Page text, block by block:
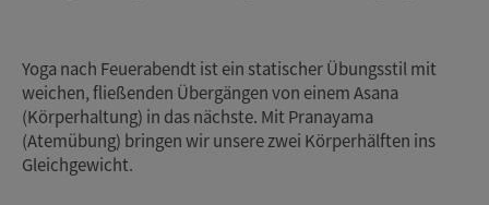
Yoga nach Feuerabendt ist ein statischer Übungsstil mit
weichen, fließenden Übergängen von einem Asana
(Körperhaltung) in das nächste. Mit Pranayama
(Atemübung) bringen wir unsere zwei Körperhälften ins
Gleichgewicht.